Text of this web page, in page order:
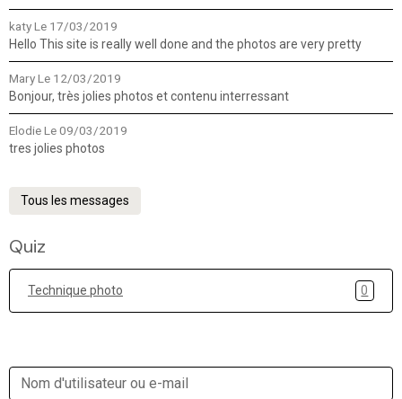
katyLe 17/03/2019
Hello This site is really well done and the photos are very pretty
MaryLe 12/03/2019
Bonjour, très jolies photos et contenu interressant
ElodieLe 09/03/2019
tres jolies photos
Tous les messages
Quiz
Technique photo 0